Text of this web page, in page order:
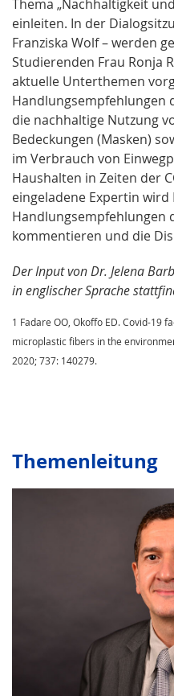
Thema „Nachhaltigkeit
einleiten. In der
Franziska Wolf – werden
Studierenden Frau Ronja
aktuelle Unterthemen
Handlungsempfehlungen
die nachhaltige Nutzung
Bedeckungen (Masken)
im Verbrauch von
Haushalten in Zeiten der
eingeladene Expertin wird
Handlungsempfehlungen
kommentieren und die
Der Input von Dr. Jelena
in englischer Sprache
1 Fadare OO, Okoffo ED. Covid-19
microplastic fibers in the
2020; 737: 140279.
Themenleitung